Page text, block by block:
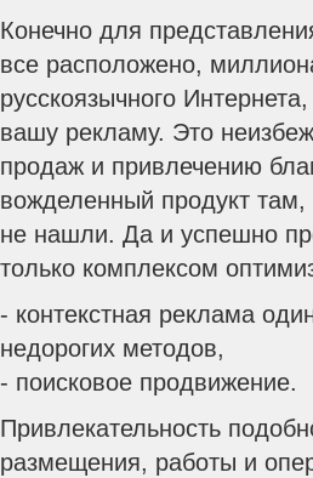
Конечно для
все расположено,
русскоязычного
вашу рекламу. Это
продаж и привлечению
вожделенный продукт там,
не нашли. Да и успешно
только комплексом
- контекстная реклама
недорогих методов,
- поисковое продвижение.
Привлекательность
размещения, работы и